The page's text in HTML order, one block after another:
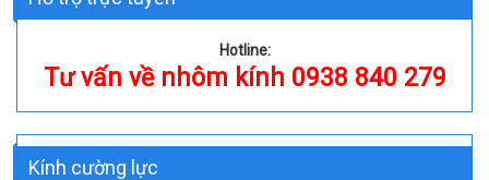
Hotline:
Tư vấn về nhôm kính 0938 840 279
Kính cường lực